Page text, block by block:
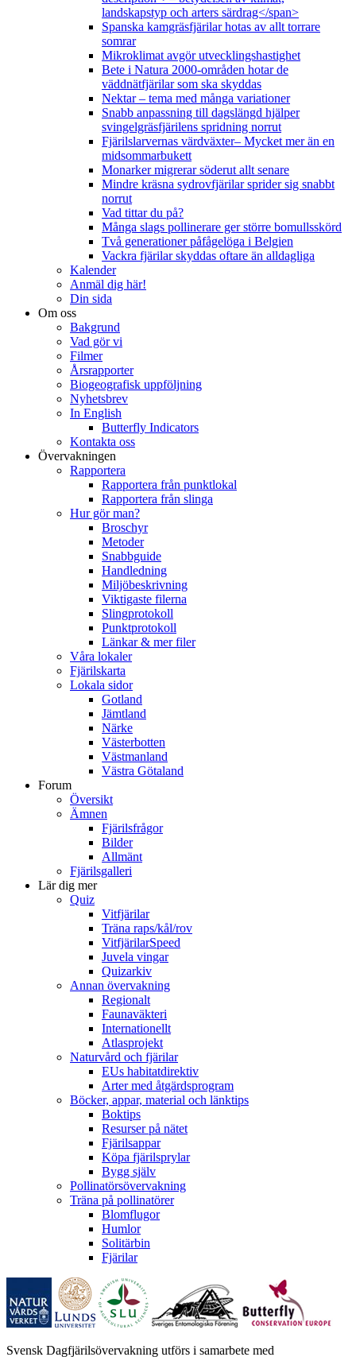
landskapstyp och arters särdrag</span>
Spanska kamgräsfjärilar hotas av allt torrare
somrar
Mikroklimat avgör utvecklingshastighet
Bete i Natura 2000-områden hotar de
väddnätfjärilar som ska skyddas
Nektar – tema med många variationer
Snabb anpassning till dagslängd hjälper
svingelgräsfjärilens spridning norrut
Fjärilslarvernas värdväxter– Mycket mer än en
midsommarbukett
Monarker migrerar söderut allt senare
Mindre kräsna sydrovfjärilar sprider sig snabbt
norrut
Vad tittar du på?
Många slags pollinerare ger större bomullsskörd
Två generationer påfågelöga i Belgien
Vackra fjärilar skyddas oftare än alldagliga
Kalender
Anmäl dig här!
Din sida
Om oss
Bakgrund
Vad gör vi
Filmer
Årsrapporter
Biogeografisk uppföljning
Nyhetsbrev
In English
Butterfly Indicators
Kontakta oss
Övervakningen
Rapportera
Rapportera från punktlokal
Rapportera från slinga
Hur gör man?
Broschyr
Metoder
Snabbguide
Handledning
Miljöbeskrivning
Viktigaste filerna
Slingprotokoll
Punktprotokoll
Länkar & mer filer
Våra lokaler
Fjärilskarta
Lokala sidor
Gotland
Jämtland
Närke
Västerbotten
Västmanland
Västra Götaland
Forum
Översikt
Ämnen
Fjärilsfrågor
Bilder
Allmänt
Fjärilsgalleri
Lär dig mer
Quiz
Vitfjärilar
Träna raps/kål/rov
VitfjärilarSpeed
Juvela vingar
Quizarkiv
Annan övervakning
Regionalt
Faunaväkteri
Internationellt
Atlasprojekt
Naturvård och fjärilar
EUs habitatdirektiv
Arter med åtgärdsprogram
Böcker, appar, material och länktips
Boktips
Resurser på nätet
Fjärilsappar
Köpa fjärilsprylar
Bygg själv
Pollinatörsövervakning
Träna på pollinatörer
Blomflugor
Humlor
Solitärbin
Fjärilar
Svensk Dagfjärilsövervakning utförs i samarbete med